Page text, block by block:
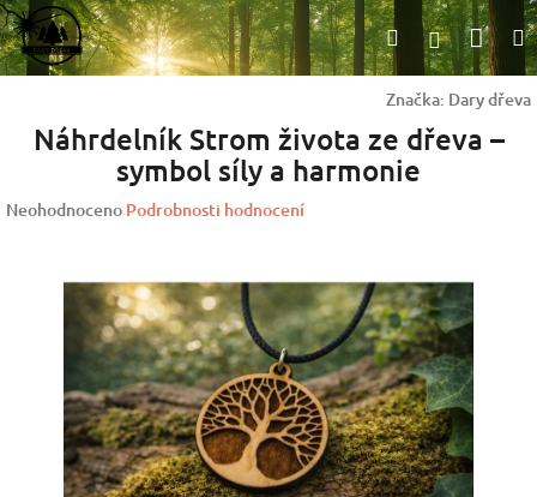
Přejít
na
obsah
HledatPřihlášení
Značka: Dary dřeva
Náhrdelník Strom života ze dřeva –
symbol síly a harmonie
Průměrné
Neohodnoceno Podrobnosti hodnocení